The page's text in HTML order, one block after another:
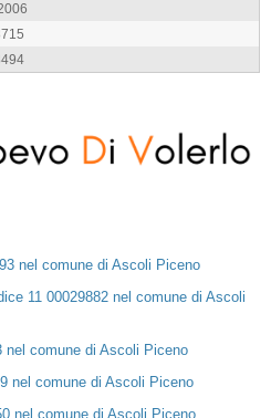
nel comune di Ascoli Piceno
11 00029882 nel comune di Ascoli
nel comune di Ascoli Piceno
nel comune di Ascoli Piceno
nel comune di Ascoli Piceno